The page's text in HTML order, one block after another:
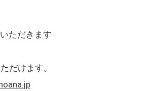
ただきます
だけます。